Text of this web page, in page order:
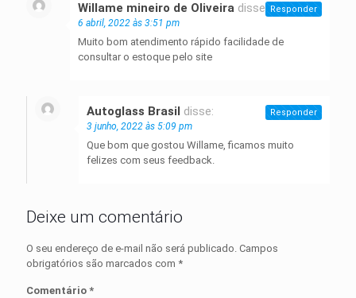
Willame mineiro de Oliveira disse:
6 abril, 2022 às 3:51 pm
Muito bom atendimento rápido facilidade de
consultar o estoque pelo site
Responder
Autoglass Brasil disse:
3 junho, 2022 às 5:09 pm
Que bom que gostou Willame, ficamos muito
felizes com seus feedback.
Responder
Deixe um comentário
O seu endereço de e-mail não será publicado. Campos
obrigatórios são marcados com *
Comentário *